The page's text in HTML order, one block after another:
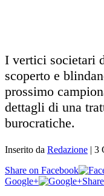
I vertici societari
scoperto e
prossimo
dettagli di una
burocratiche.
Inserito da Redazione | 3
Share on Facebook
Google+